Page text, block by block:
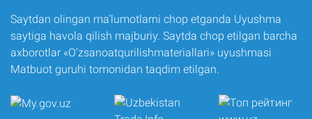
Saytdan olingan ma’lumotlarni chop etganda Uyushma
saytiga havola qilish majburiy. Saytda chop etilgan barcha
axborotlar «O‘zsanoatqurilishmateriallari» uyushmasi
Matbuot guruhi tomonidan taqdim etilgan.